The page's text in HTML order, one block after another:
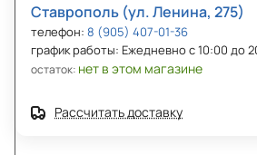
Ставрополь (ул. Ленина, 275)
телефон: 8 (905) 407-01-36
график работы: Ежедневно с 10:00 до
остаток: нет в этом магазине
Рассчитать доставку